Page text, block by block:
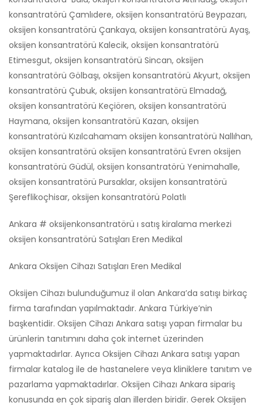
konsantratörü Çamlıdere, oksijen konsantratörü Beypazarı,
oksijen konsantratörü Çankaya, oksijen konsantratörü Ayaş,
oksijen konsantratörü Kalecik, oksijen konsantratörü
Etimesgut, oksijen konsantratörü Sincan, oksijen
konsantratörü Gölbaşı, oksijen konsantratörü Akyurt, oksijen
konsantratörü Çubuk, oksijen konsantratörü Elmadağ,
oksijen konsantratörü Keçiören, oksijen konsantratörü
Haymana, oksijen konsantratörü Kazan, oksijen
konsantratörü Kızılcahamam oksijen konsantratörü Nallıhan,
oksijen konsantratörü oksijen konsantratörü Evren oksijen
konsantratörü Güdül, oksijen konsantratörü Yenimahalle,
oksijen konsantratörü Pursaklar, oksijen konsantratörü
Şereflikoçhisar, oksijen konsantratörü Polatlı
Ankara # oksijenkonsantratörü ı satış kiralama merkezi
oksijen konsantratörü Satışları Eren Medikal
Ankara Oksijen Cihazı Satışları Eren Medikal
Oksijen Cihazı bulunduğumuz il olan Ankara’da satışı birkaç
firma tarafından yapılmaktadır. Ankara Türkiye’nin
başkentidir. Oksijen Cihazı Ankara satışı yapan firmalar bu
ürünlerin tanıtımını daha çok internet üzerinden
yapmaktadırlar. Ayrıca Oksijen Cihazı Ankara satışı yapan
firmalar katalog ile de hastanelere veya kliniklere tanıtım ve
pazarlama yapmaktadırlar. Oksijen Cihazı Ankara sipariş
konusunda en çok sipariş alan illerden biridir. Gerek Oksijen